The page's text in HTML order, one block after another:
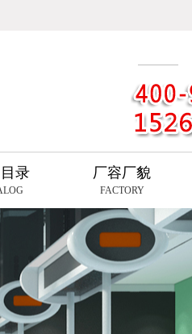
录 厂容厂貌
FACTORY